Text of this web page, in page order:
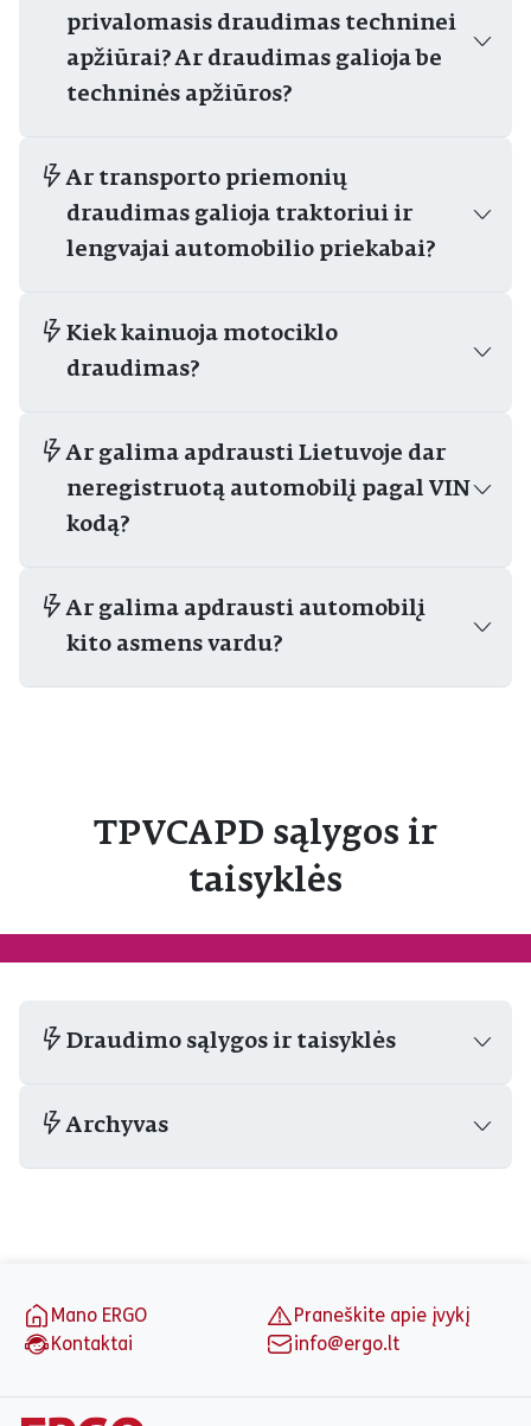
privalomasis draudimas techninei
apžiūrai? Ar draudimas galioja be
techninės apžiūros?
Ar transporto priemonių
draudimas galioja traktoriui ir
lengvajai automobilio priekabai?
Kiek kainuoja motociklo
draudimas?
Ar galima apdrausti Lietuvoje dar
neregistruotą automobilį pagal VIN
kodą?
Ar galima apdrausti automobilį
kito asmens vardu?
TPVCAPD sąlygos ir
taisyklės
Draudimo sąlygos ir taisyklės
Archyvas
Mano ERGO
Praneškite apie įvykį
Kontaktai
info@ergo.lt